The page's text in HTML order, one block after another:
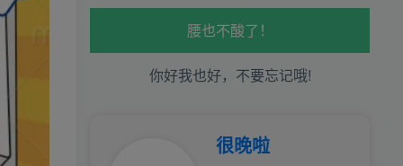
腿也不痛了！
腰也不酸了！
你好我也好，不要忘记哦!
很晚啦